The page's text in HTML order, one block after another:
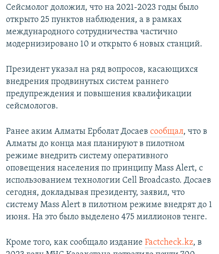
Сейсмолог доложил, что на 2021-2023 годы было
открыто 25 пунктов наблюдения, а в рамках
международного сотрудничества частично
модернизировано 10 и открыто 6 новых станций.
Президент указал на ряд вопросов, касающихся
внедрения продвинутых систем раннего
предупреждения и повышения квалификации
сейсмологов.
Ранее аким Алматы Ерболат Досаев сообщал, что в
Алматы до конца мая планируют в пилотном
режиме внедрить систему оперативного
оповещения населения по принципу Mass Alert, с
использованием технологии Cell Broadcastо. Досаев
сегодня, докладывая президенту, заявил, что
систему Mass Alert в пилотном режиме внедрят до 1
июня. На это было выделено 475 миллионов тенге.
Кроме того, как сообщало издание Factcheck.kz, в